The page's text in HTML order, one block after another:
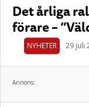
Det årliga
förare –
NYHETER 29 juli
Annons: